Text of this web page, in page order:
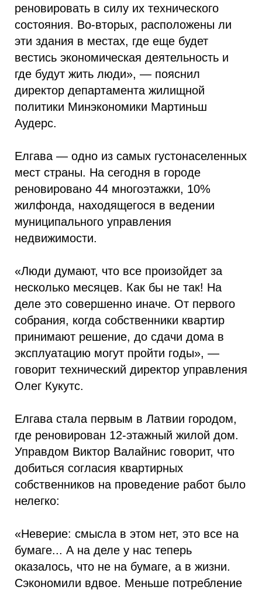
реновировать в силу их технического
состояния. Во-вторых, расположены ли
эти здания в местах, где еще будет
вестись экономическая деятельность и
где будут жить люди», — пояснил
директор департамента жилищной
политики Минэкономики Мартиньш
Аудерс.
Елгава — одно из самых густонаселенных
мест страны. На сегодня в городе
реновировано 44 многоэтажки, 10%
жилфонда, находящегося в ведении
муниципального управления
недвижимости.
«Люди думают, что все произойдет за
несколько месяцев. Как бы не так! На
деле это совершенно иначе. От первого
собрания, когда собственники квартир
принимают решение, до сдачи дома в
эксплуатацию могут пройти годы», —
говорит технический директор управления
Олег Кукутс.
Елгава стала первым в Латвии городом,
где реновирован 12-этажный жилой дом.
Управдом Виктор Валайнис говорит, что
добиться согласия квартирных
собственников на проведение работ было
нелегко:
«Неверие: смысла в этом нет, это все на
бумаге... А на деле у нас теперь
оказалось, что не на бумаге, а в жизни.
Сэкономили вдвое. Меньше потребление